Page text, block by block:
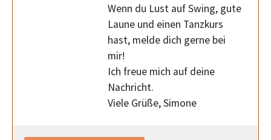
Wenn du Lust auf Swing, gute
Laune und einen Tanzkurs
hast, melde dich gerne bei
mir!
Ich freue mich auf deine
Nachricht.
Viele Grüße, Simone